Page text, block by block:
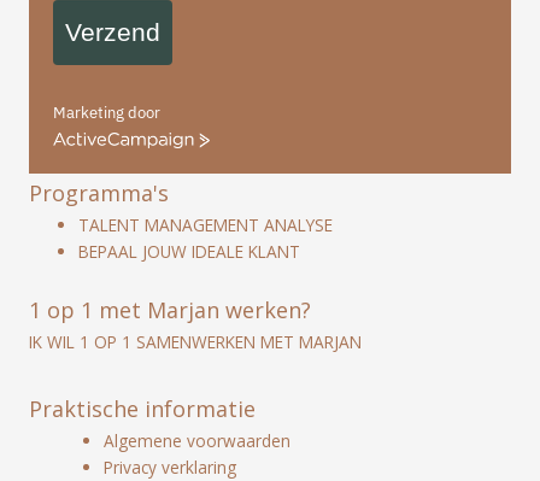
Verzend
Marketing door
ActiveCampaign
Programma's
TALENT MANAGEMENT ANALYSE
BEPAAL JOUW IDEALE KLANT
1 op 1 met Marjan werken?
IK WIL 1 OP 1 SAMENWERKEN MET MARJAN
Praktische informatie
Algemene voorwaarden
Privacy verklaring